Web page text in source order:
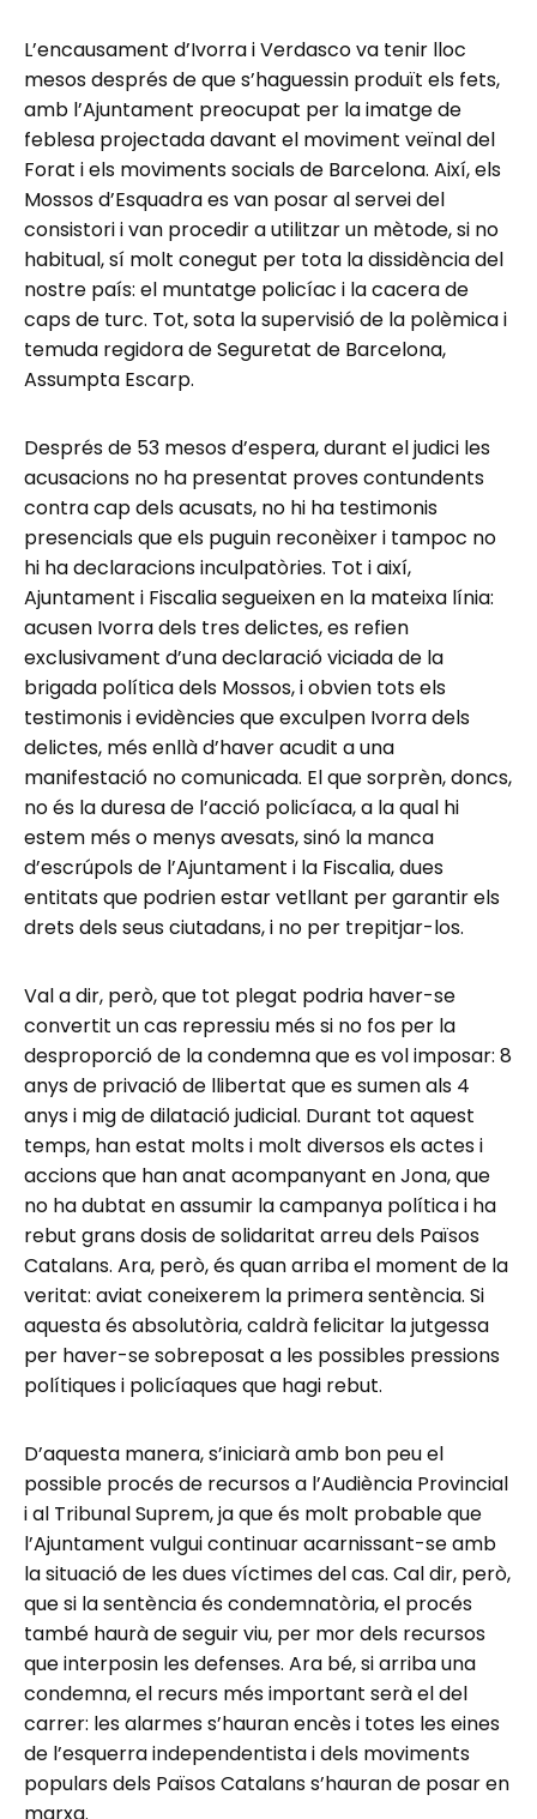
L’encausament d’Ivorra i Verdasco va tenir lloc
mesos després de que s’haguessin produït els fets,
amb l’Ajuntament preocupat per la imatge de
feblesa projectada davant el moviment veïnal del
Forat i els moviments socials de Barcelona. Així, els
Mossos d’Esquadra es van posar al servei del
consistori i van procedir a utilitzar un mètode, si no
habitual, sí molt conegut per tota la dissidència del
nostre país: el muntatge policíac i la cacera de
caps de turc. Tot, sota la supervisió de la polèmica i
temuda regidora de Seguretat de Barcelona,
Assumpta Escarp.
Després de 53 mesos d’espera, durant el judici les
acusacions no ha presentat proves contundents
contra cap dels acusats, no hi ha testimonis
presencials que els puguin reconèixer i tampoc no
hi ha declaracions inculpatòries. Tot i així,
Ajuntament i Fiscalia segueixen en la mateixa línia:
acusen Ivorra dels tres delictes, es refien
exclusivament d’una declaració viciada de la
brigada política dels Mossos, i obvien tots els
testimonis i evidències que exculpen Ivorra dels
delictes, més enllà d’haver acudit a una
manifestació no comunicada. El que sorprèn, doncs,
no és la duresa de l’acció policíaca, a la qual hi
estem més o menys avesats, sinó la manca
d’escrúpols de l’Ajuntament i la Fiscalia, dues
entitats que podrien estar vetllant per garantir els
drets dels seus ciutadans, i no per trepitjar-los.
Val a dir, però, que tot plegat podria haver-se
convertit un cas repressiu més si no fos per la
desproporció de la condemna que es vol imposar: 8
anys de privació de llibertat que es sumen als 4
anys i mig de dilatació judicial. Durant tot aquest
temps, han estat molts i molt diversos els actes i
accions que han anat acompanyant en Jona, que
no ha dubtat en assumir la campanya política i ha
rebut grans dosis de solidaritat arreu dels Països
Catalans. Ara, però, és quan arriba el moment de la
veritat: aviat coneixerem la primera sentència. Si
aquesta és absolutòria, caldrà felicitar la jutgessa
per haver-se sobreposat a les possibles pressions
polítiques i policíaques que hagi rebut.
D’aquesta manera, s’iniciarà amb bon peu el
possible procés de recursos a l’Audiència Provincial
i al Tribunal Suprem, ja que és molt probable que
l’Ajuntament vulgui continuar acarnissant-se amb
la situació de les dues víctimes del cas. Cal dir, però,
que si la sentència és condemnatòria, el procés
també haurà de seguir viu, per mor dels recursos
que interposin les defenses. Ara bé, si arriba una
condemna, el recurs més important serà el del
carrer: les alarmes s’hauran encès i totes les eines
de l’esquerra independentista i dels moviments
populars dels Països Catalans s’hauran de posar en